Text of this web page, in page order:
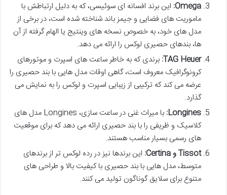
Omega: این برند افسانه ای سوئیسی، که به دلیل ارتباطش با
ماموریت های فضایی و جیمز باند شناخته شده است، در برخی از
مدل های خود، به خصوص نسخه های وینتیج یا الهام گرفته از آن
ها، بندهای حصیری لوکس را ارائه می دهد.
TAG Heuer: برندی که به خاطر ساعت های اسپرت و موتورهای
کرونوگرافیک معروف است، گاهی اوقات مدل هایی با بند حصیری را
عرضه می کند که ترکیبی از زیبایی اسپرت و لوکس را به نمایش می
گذارد.
Longines:
با میراث غنی در ساعت سازی، Longines مدل های
کلاسیک و ظریفی را با بند حصیری ارائه می دهد که برای موقعیت
های رسمی بسیار مناسب هستند.
Tissot و Certina:
این برندها نیز در رده لوکس تر از برندهای
متوسط، مدل هایی با بند حصیری با کیفیت بالا و طراحی های
متنوع برای سلایق گوناگون تولید می کنند.